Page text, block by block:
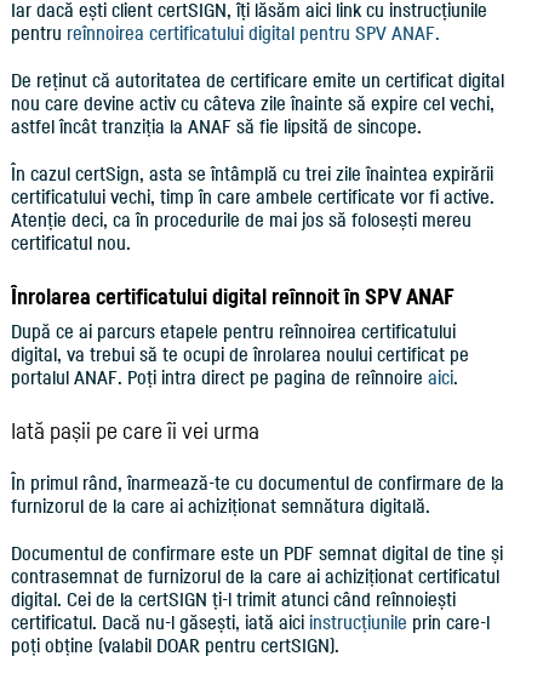
Iar dacă ești client certSIGN, îți lăsăm aici link cu instrucțiunile
pentru reînnoirea certificatului digital pentru SPV ANAF.
De reținut că autoritatea de certificare emite un certificat digital
nou care devine activ cu câteva zile înainte să expire cel vechi,
astfel încât tranziția la ANAF să fie lipsită de sincope.
În cazul certSign, asta se întâmplă cu trei zile înaintea expirării
certificatului vechi, timp în care ambele certificate vor fi active.
Atenție deci, ca în procedurile de mai jos să folosești mereu
certificatul nou.
Înrolarea certificatului digital reînnoit în SPV ANAF
După ce ai parcurs etapele pentru reînnoirea certificatului
digital, va trebui să te ocupi de înrolarea noului certificat pe
portalul ANAF. Poți intra direct pe pagina de reînnoire aici.
Iată pașii pe care îi vei urma
În primul rând, înarmează-te cu documentul de confirmare de la
furnizorul de la care ai achiziționat semnătura digitală.
Documentul de confirmare este un PDF semnat digital de tine și
contrasemnat de furnizorul de la care ai achiziționat certificatul
digital. Cei de la certSIGN ți-l trimit atunci când reînnoiești
certificatul. Dacă nu-l găsești, iată aici instrucțiunile prin care-l
poți obține (valabil DOAR pentru certSIGN).